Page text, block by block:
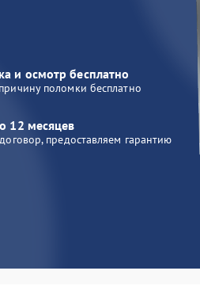
и осмотр бесплатно
поломки бесплатно
12 месяцев
предоставляем гарантию